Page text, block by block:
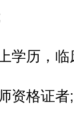
历，临
格证者;